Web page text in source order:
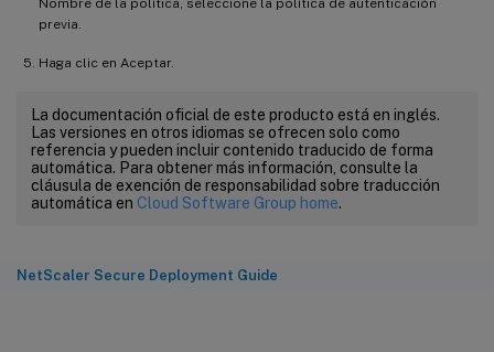
previa.
Haga clic en Aceptar.
La documentación oficial de este producto está en inglés.
Las versiones en otros idiomas se ofrecen solo como
referencia y pueden incluir contenido traducido de forma
automática. Para obtener más información, consulte la
cláusula de exención de responsabilidad sobre traducción
automática en Cloud Software Group home.
NetScaler Secure Deployment Guide